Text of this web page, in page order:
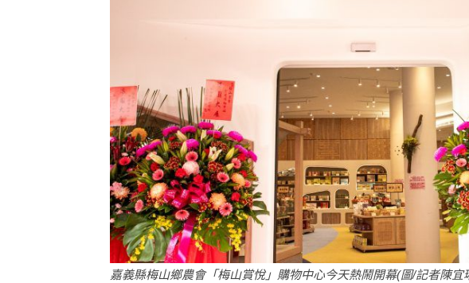
嘉義縣梅山鄉農會「梅山賞悅」購物中心今天熱鬧開幕(圖/記者陳宜